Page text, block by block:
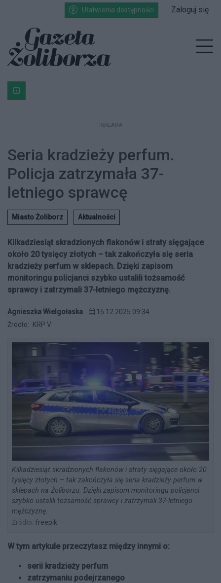
Przejdź do głównych treści
Przejdź do wyszukiwarki
Przejdź do głównego menuUłatwienia dostępności Zaloguj się
Bardzo ważna informacja dla podatników posiadających
REKLAMA
Seria kradzieży perfum.
Policja zatrzymała 37-
letniego sprawcę
Miasto Żoliborz Aktualności
Kilkadziesiąt skradzionych flakonów i straty sięgające
około 20 tysięcy złotych – tak zakończyła się seria
kradzieży perfum w sklepach. Dzięki zapisom
monitoringu policjanci szybko ustalili tożsamość
sprawcy i zatrzymali 37-letniego mężczyznę.
Agnieszka Wielgołaska
15.12.2025 09:34
Źródło:
KRP V
Kilkadziesiąt skradzionych flakonów i straty sięgające około 20
tysięcy złotych – tak zakończyła się seria kradzieży perfum w
sklepach na Żoliborzu. Dzięki zapisom monitoringu policjanci
szybko ustalili tożsamość sprawcy i zatrzymali 37-letniego
mężczyznę.
Źródło: freepik
W tym artykule przeczytasz między innymi o:
serii kradzieży perfum
zatrzymaniu podejrzanego